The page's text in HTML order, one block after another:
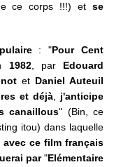
ce corps !!!) etse
: "Pour Cent
1982, parEdouard
et Daniel Auteuil
et déjà, j'anticipe
canaillous" (Bin, ce
itou) dans laquelle
ce film français
par"Elémentaire